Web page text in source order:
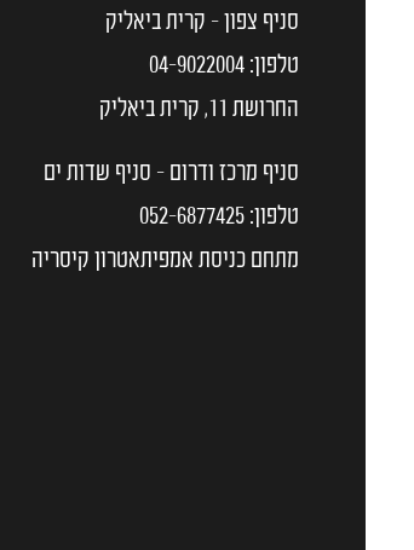
סניף צפון - קרית ביאליק
טלפון: 04-9022004
החרושת 11, קרית ביאליק
סניף מרכז ודרום - סניף שדות ים
טלפון: 052-6877425
מתחם כניסת אמפיתאטרון קיסריה